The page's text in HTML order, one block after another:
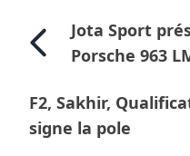
Jota Sport
Porsche 963
F2, Sakhir,
signe la pole